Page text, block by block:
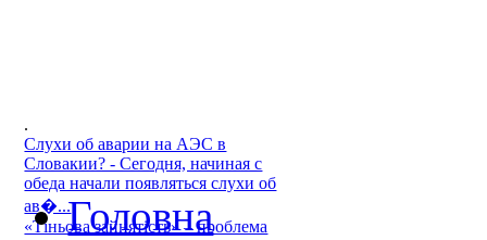
.
Слухи об аварии на АЭС в
Словакии? - Сегодня, начиная с
обеда начали появляться слухи об
ав�...
«Тіньова зайнятість» – проблема
Головна